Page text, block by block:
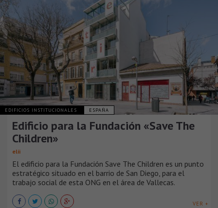
EDIFICIOS INSTITUCIONALES ESPAÑA
Edificio para la Fundación «Save The
Children»
elii
El edificio para la Fundación Save The Children es un punto
estratégico situado en el barrio de San Diego, para el
trabajo social de esta ONG en el área de Vallecas.
VER +